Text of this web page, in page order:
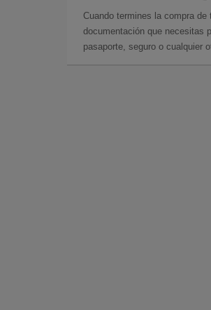
Cuando termines la compra
documentación que necesitas
pasaporte, seguro o cualquier